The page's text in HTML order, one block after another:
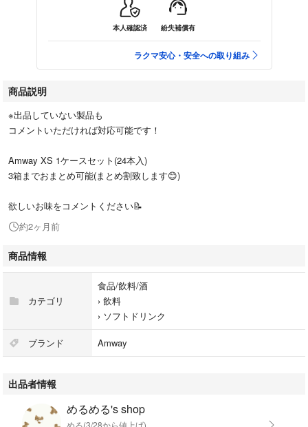
本人確認済 紛失補償有
ラクマ安心・安全への取り組み
商品説明
※出品していない製品も
コメントいただければ対応可能です！
Amway XS 1ケースセット(24本入)
3箱までおまとめ可能(まとめ割致します😊)
欲しいお味をコメントください📝
約2ヶ月前
商品情報
カテゴリ
食品/飲料/酒
› 飲料
› ソフトドリンク
ブランド Amway
出品者情報
めるめる's shop
める(3/28から値上げ)